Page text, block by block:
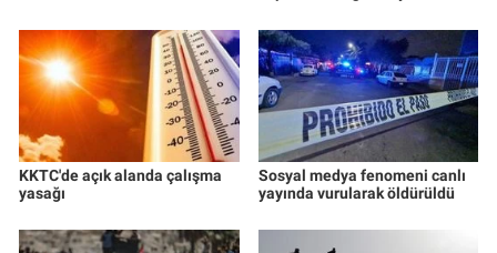
KKTC'de açık alanda çalışma
yasağı
Sosyal medya fenomeni canlı
yayında vurularak öldürüldü